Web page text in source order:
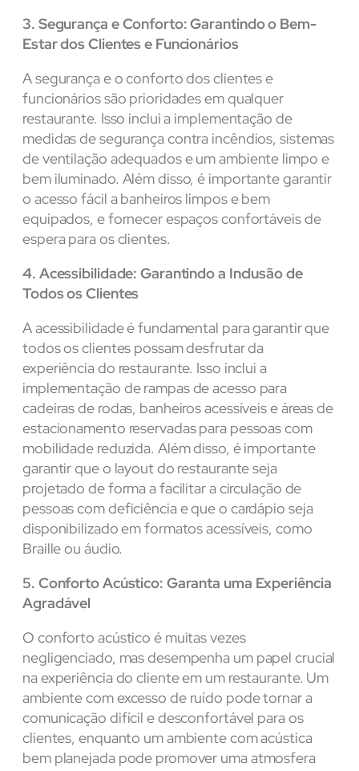
3. Segurança e Conforto: Garantindo o Bem-
Estar dos Clientes e Funcionários
A segurança e o conforto dos clientes e
funcionários são prioridades em qualquer
restaurante. Isso inclui a implementação de
medidas de segurança contra incêndios, sistemas
de ventilação adequados e um ambiente limpo e
bem iluminado. Além disso, é importante garantir
o acesso fácil a banheiros limpos e bem
equipados, e fornecer espaços confortáveis de
espera para os clientes.
4. Acessibilidade: Garantindo a Inclusão de
Todos os Clientes
A acessibilidade é fundamental para garantir que
todos os clientes possam desfrutar da
experiência do restaurante. Isso inclui a
implementação de rampas de acesso para
cadeiras de rodas, banheiros acessíveis e áreas de
estacionamento reservadas para pessoas com
mobilidade reduzida. Além disso, é importante
garantir que o layout do restaurante seja
projetado de forma a facilitar a circulação de
pessoas com deficiência e que o cardápio seja
disponibilizado em formatos acessíveis, como
Braille ou áudio.
5. Conforto Acústico: Garanta uma Experiência
Agradável
O conforto acústico é muitas vezes
negligenciado, mas desempenha um papel crucial
na experiência do cliente em um restaurante. Um
ambiente com excesso de ruído pode tornar a
comunicação difícil e desconfortável para os
clientes, enquanto um ambiente com acústica
bem planejada pode promover uma atmosfera